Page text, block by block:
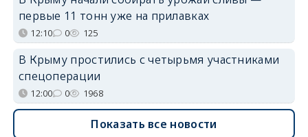
первые 11 тонн уже на прилавках
12:10 0 125
В Крыму простились с четырьмя участниками
спецоперации
12:00 0 1968
Показать все новости